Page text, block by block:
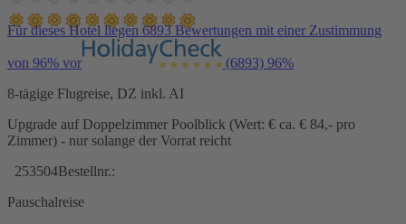
Für dieses Hotel liegen 6893 Bewertungen mit einer Zustimmung
von 96% vor (6893) 96%
8-tägige Flugreise, DZ inkl. AI
Upgrade auf Doppelzimmer Poolblick (Wert: € ca. € 84,- pro
Zimmer) - nur solange der Vorrat reicht
253504Bestellnr.:
Pauschalreise